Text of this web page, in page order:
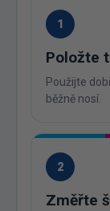
1
Položte
Použijte
běžně nosí.
2
Změřte